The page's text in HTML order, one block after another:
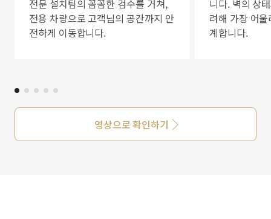
전문 설치팀의 꼼꼼한 검수를 거쳐,
전용 차량으로 고객님의 공간까지 안
전하게 이동합니다.
니다. 벽의 상
려해 가장 어
계합니다.
영상으로 확인하기